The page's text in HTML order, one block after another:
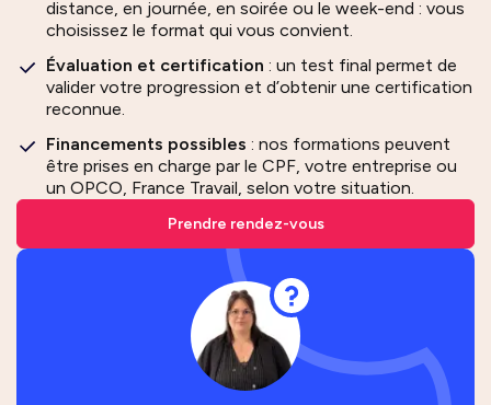
distance, en journée, en soirée ou le week-end : vous
choisissez le format qui vous convient.
Évaluation et certification : un test final permet de
valider votre progression et d’obtenir une certification
reconnue.
Financements possibles : nos formations peuvent
être prises en charge par le CPF, votre entreprise ou
un OPCO, France Travail, selon votre situation.
Prendre rendez-vous